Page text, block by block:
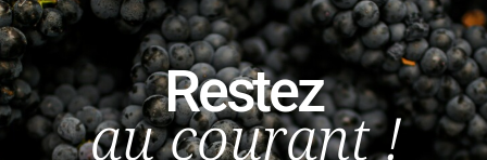
Restez
au courant !